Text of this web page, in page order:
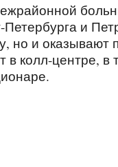
и
но и
колл-центре, в